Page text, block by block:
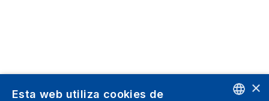
×
Esta web utiliza cookies de